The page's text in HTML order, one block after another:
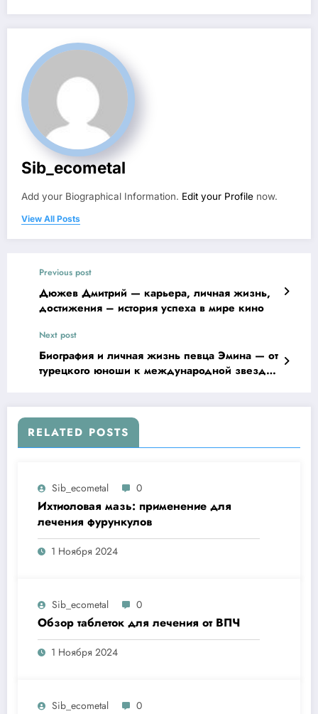
Sib_ecometal
Add your Biographical Information. Edit your Profile now.
View All Posts
Previous post
Дюжев Дмитрий — карьера, личная жизнь,
достижения – история успеха в мире кино
Next post
Биография и личная жизнь певца Эмина — от
турецкого юноши к международной звезде
RELATED POSTS
Sib_ecometal 0
Ихтиоловая мазь: применение для
лечения фурункулов
1 Ноября 2024
Sib_ecometal 0
Обзор таблеток для лечения от ВПЧ
1 Ноября 2024
Sib_ecometal 0